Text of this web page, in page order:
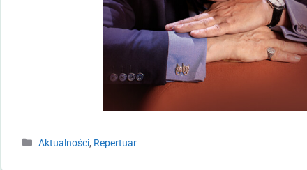
Aktualności, Repertuar